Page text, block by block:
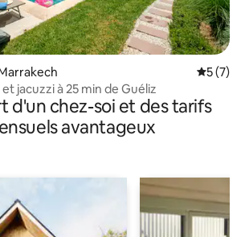
5 (7)
jacuzzi à 25 min de Guéliz
d'un chez-soi et des tarifs
avantageux